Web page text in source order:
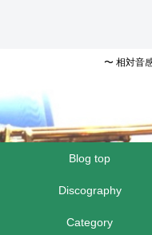
〜 相対音
Blog top
Discography
Category